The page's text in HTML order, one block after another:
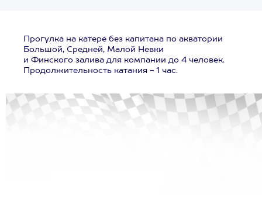
Прогулка на катере без капитана по акватории
Большой, Средней, Малой Невки
и Финского залива для компании до 4 человек.
Продолжительность катания - 1 час.